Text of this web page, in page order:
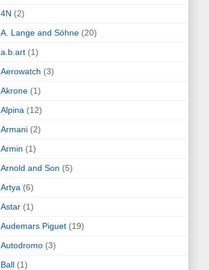
4N (2)
A. Lange and Söhne (20)
a.b.art (1)
Aerowatch (3)
Akrone (1)
Alpina (12)
Armani (2)
Armin (1)
Arnold and Son (5)
Artya (6)
Astar (1)
Audemars Piguet (19)
Autodromo (3)
Ball (1)